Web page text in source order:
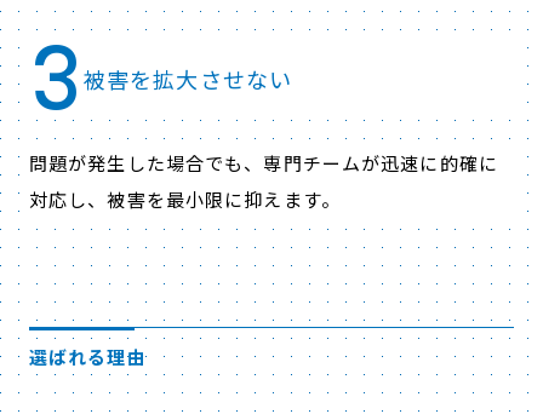
3 被害を拡大させない
問題が発生した場合でも、専門チームが迅速に的確に
対応し、被害を最小限に抑えます。
選ばれる理由